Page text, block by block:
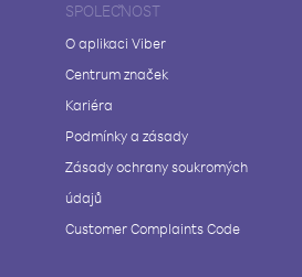
SPOLEČNOST
O aplikaci Viber
Centrum značek
Kariéra
Podmínky a zásady
Zásady ochrany soukromých
údajů
Customer Complaints Code